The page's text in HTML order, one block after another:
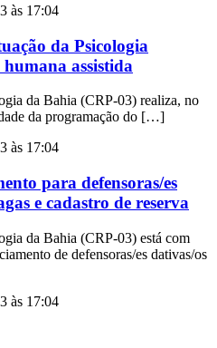
às 17:04
da Psicologia
assistida
da Bahia (CRP-03) realiza, no
da programação do […]
às 17:04
para defensoras/es
e cadastro de reserva
da Bahia (CRP-03) está com
de defensoras/es dativas/os
às 17:04